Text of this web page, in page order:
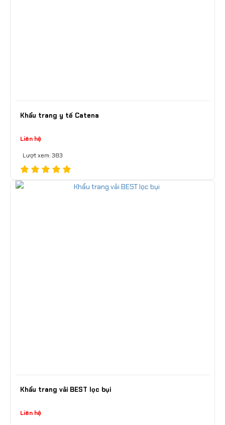
Khẩu trang y tế Catena
Liên hệ
Lượt xem: 383
Khẩu trang vải BEST lọc bụi
Liên hệ